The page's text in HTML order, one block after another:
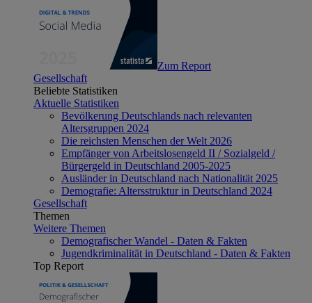
Zum Report
Gesellschaft
Beliebte Statistiken
Aktuelle Statistiken
Bevölkerung Deutschlands nach relevanten
Altersgruppen 2024
Die reichsten Menschen der Welt 2026
Empfänger von Arbeitslosengeld II / Sozialgeld /
Bürgergeld in Deutschland 2005-2025
Ausländer in Deutschland nach Nationalität 2025
Demografie: Altersstruktur in Deutschland 2024
Gesellschaft
Themen
Weitere Themen
Demografischer Wandel - Daten & Fakten
Jugendkriminalität in Deutschland - Daten & Fakten
Top Report